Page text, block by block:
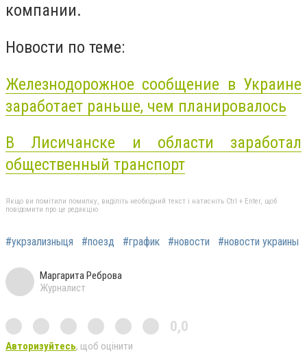
компании.
Новости по теме:
Железнодорожное сообщение в Украине
заработает раньше, чем планировалось
В Лисичанске и области заработал
общественный транспорт
Якщо ви помітили помилку, виділіть необхідний текст і натисніть Ctrl + Enter, щоб
повідомити про це редакцію
#укрзализныця #поезд #график #новости #новости украины
Маргарита Реброва
Журналист
0,0
Авторизуйтесь, щоб оцінити